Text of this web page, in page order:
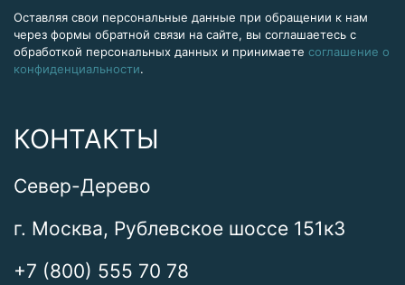
Оставляя свои персональные данные при обращении к нам
через формы обратной связи на сайте, вы соглашаетесь с
обработкой персональных данных и принимаете соглашение о
конфиденциальности.
КОНТАКТЫ
Север-Дерево
г. Москва, Рублевское шоссе 151к3
+7 (800) 555 70 78